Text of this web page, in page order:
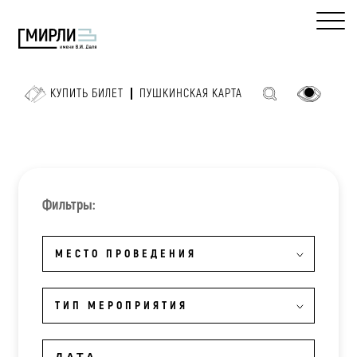
КУПИТЬ БИЛЕТ ПУШКИНСКАЯ КАРТА
Фильтры:
МЕСТО ПРОВЕДЕНИЯ
ТИП МЕРОПРИЯТИЯ